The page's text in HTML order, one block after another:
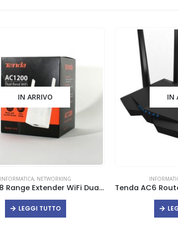
IN ARRIVO
INFORMATICA, NETWORKING
Tenda A18 Range Extender WiFi Dual Band AC1200
LEGGI TUTTO
IN